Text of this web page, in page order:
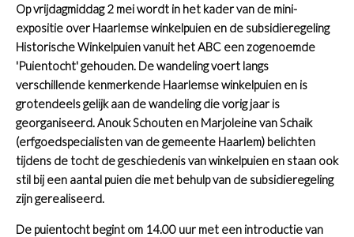
Op vrijdagmiddag 2 mei wordt in het kader van de mini-
expositie over Haarlemse winkelpuien en de subsidieregeling
Historische Winkelpuien vanuit het ABC een zogenoemde
'Puientocht' gehouden. De wandeling voert langs
verschillende kenmerkende Haarlemse winkelpuien en is
grotendeels gelijk aan de wandeling die vorig jaar is
georganiseerd. Anouk Schouten en Marjoleine van Schaik
(erfgoedspecialisten van de gemeente Haarlem) belichten
tijdens de tocht de geschiedenis van winkelpuien en staan ook
stil bij een aantal puien die met behulp van de subsidieregeling
zijn gerealiseerd.
De puientocht begint om 14.00 uur met een introductie van